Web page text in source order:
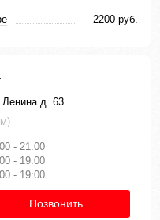
2200 руб.
Ленина д. 63
- 21:00
- 19:00
- 19:00
Позвонить